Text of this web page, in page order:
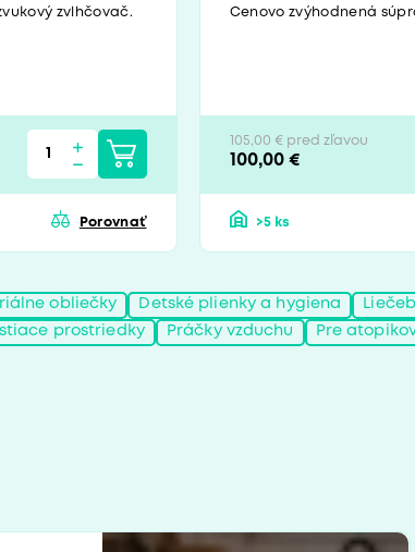
zvlhčovač.
Porovnať
Cenovo zvýhodnená
105,00 € pred zľavou
100,00 €
>5 ks
obliečky Detské plienky a hygiena
prostriedky Práčky vzduchu Pre